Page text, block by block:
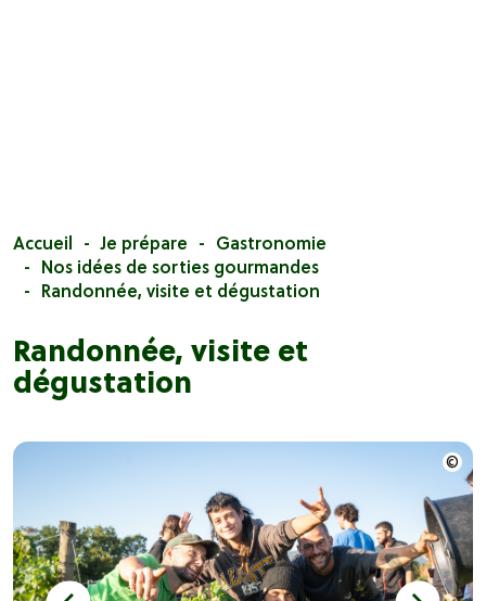
Accueil Je prépare
Gastronomie
Nos idées de sorties gourmandes
Randonnée, visite et dégustation
Randonnée, visite et
dégustation